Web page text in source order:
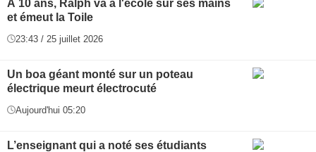
À 10 ans, Ralph va à l'école sur ses mains
et émeut la Toile
23:43 / 25 juillet 2026
Un boa géant monté sur un poteau
électrique meurt électrocuté
Aujourd'hui 05:20
L’enseignant qui a noté ses étudiants